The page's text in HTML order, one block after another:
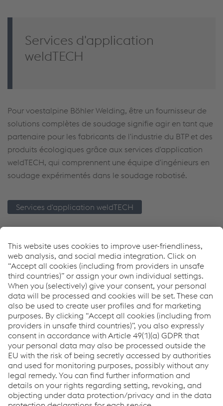
Services d'application
weldTECH
Pour voestalpine Böhler Welding, être un fournisseur de
solutions complètes de soudage signifie agir en tant que
partenaire pour les fabricants de l'industrie du BTP et des
produits écologiques grâce aux services d'application
weldTECH, qui comprennent une équipe d'ingénieurs en
soudage expérimentés dans le soudage robotisé.
Services d'application weldTECH